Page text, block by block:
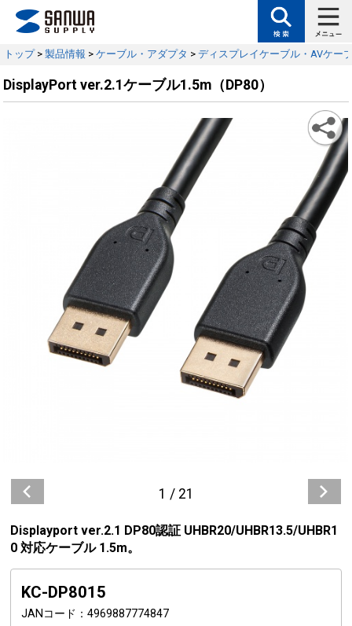
トップ> 製品情報 > ケーブル・アダプタ > ディスプレイケーブル・AVケー
DisplayPort ver.2.1ケーブル1.5m（DP80）
1 / 21
Displayport ver.2.1 DP80認証 UHBR20/UHBR13.5/UHBR1
0 対応ケーブル 1.5m。
KC-DP8015
JANコード
4969887774847